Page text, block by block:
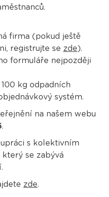
firma (pokud ještě
registrujte se zde).
formuláře nejpozději
kg odpadních
systém.
na našem webu
.
s kolektivním
který se zabývá
zde.